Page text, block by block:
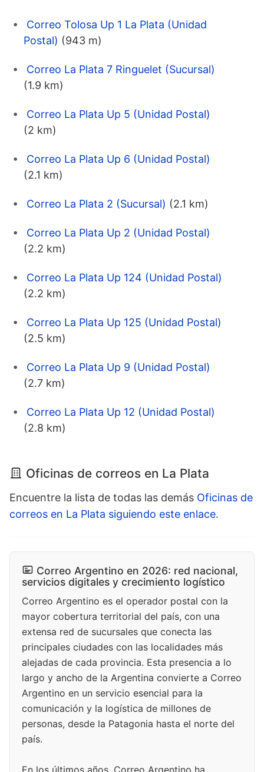
Correo Tolosa Up 1 La Plata (Unidad
Postal) (943 m)
Correo La Plata 7 Ringuelet (Sucursal)
(1.9 km)
Correo La Plata Up 5 (Unidad Postal)
(2 km)
Correo La Plata Up 6 (Unidad Postal)
(2.1 km)
Correo La Plata 2 (Sucursal) (2.1 km)
Correo La Plata Up 2 (Unidad Postal)
(2.2 km)
Correo La Plata Up 124 (Unidad Postal)
(2.2 km)
Correo La Plata Up 125 (Unidad Postal)
(2.5 km)
Correo La Plata Up 9 (Unidad Postal)
(2.7 km)
Correo La Plata Up 12 (Unidad Postal)
(2.8 km)
Oficinas de correos en La Plata
Encuentre la lista de todas las demás Oficinas de
correos en La Plata siguiendo este enlace.
Correo Argentino en 2026: red nacional,
servicios digitales y crecimiento logístico
Correo Argentino es el operador postal con la
mayor cobertura territorial del país, con una
extensa red de sucursales que conecta las
principales ciudades con las localidades más
alejadas de cada provincia. Esta presencia a lo
largo y ancho de la Argentina convierte a Correo
Argentino en un servicio esencial para la
comunicación y la logística de millones de
personas, desde la Patagonia hasta el norte del
país.